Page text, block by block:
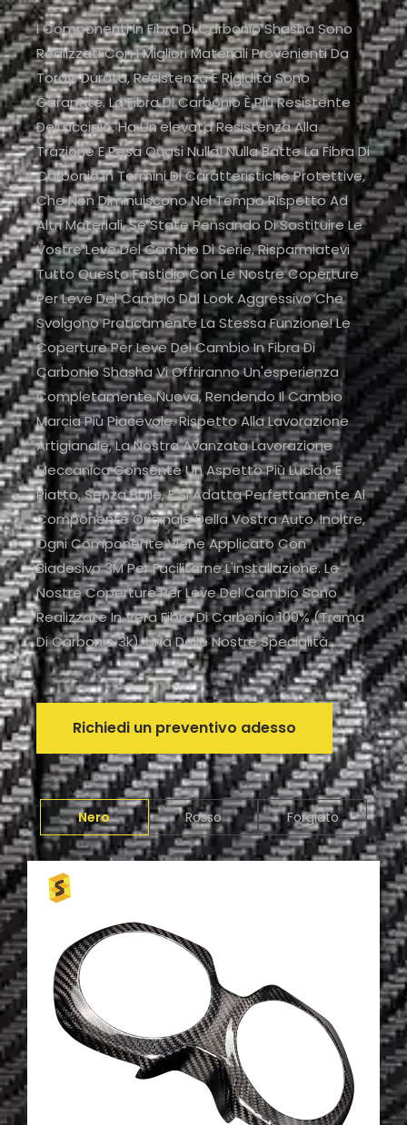
I Componenti In Fibra Di Carbonio Shasha Sono
Realizzati Con I Migliori Materiali Provenienti Da
Toray. Durata, Resistenza E Rigidità Sono
Garantite. La Fibra Di Carbonio È Più Resistente
Dell'acciaio, Ha Un'elevata Resistenza Alla
Trazione E Pesa Quasi Nulla! Nulla Batte La Fibra Di
Carbonio In Termini Di Caratteristiche Protettive,
Che Non Diminuiscono Nel Tempo Rispetto Ad
Altri Materiali. Se State Pensando Di Sostituire Le
Vostre Leve Del Cambio Di Serie, Risparmiatevi
Tutto Questo Fastidio Con Le Nostre Coperture
Per Leve Del Cambio Dal Look Aggressivo Che
Svolgono Praticamente La Stessa Funzione! Le
Coperture Per Leve Del Cambio In Fibra Di
Carbonio Shasha Vi Offriranno Un'esperienza
Completamente Nuova, Rendendo Il Cambio
Marcia Più Piacevole. Rispetto Alla Lavorazione
Artigianale, La Nostra Avanzata Lavorazione
Meccanica Consente Un Aspetto Più Lucido E
Piatto, Senza Bolle, E Si Adatta Perfettamente Al
Componente Originale Della Vostra Auto. Inoltre,
Ogni Componente Viene Applicato Con
Biadesivo 3M Per Facilitarne L'installazione. Le
Nostre Coperture Per Leve Del Cambio Sono
Realizzate In Vera Fibra Di Carbonio 100% (trama
Di Carbonio 3k), Una Delle Nostre Specialità.
Richiedi un preventivo adesso
Nero Rosso Forgiato